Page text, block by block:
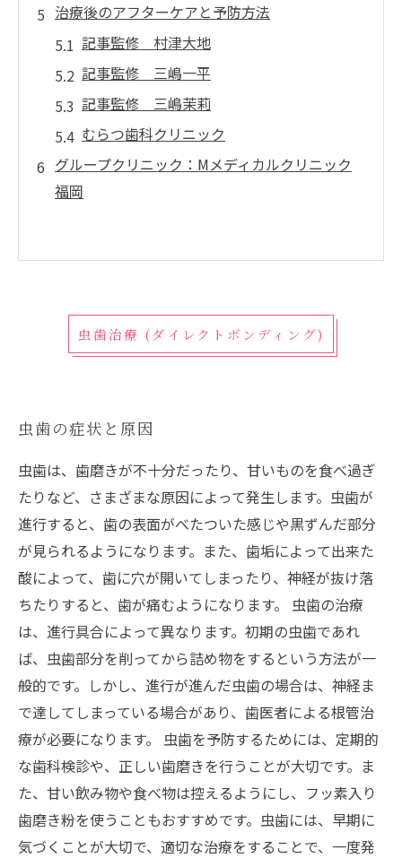
治療後のアフターケアと予防方法
記事監修 村津大地
記事監修 三嶋一平
記事監修 三嶋茉莉
むらつ歯科クリニック
グループクリニック：Mメディカルクリニック
福岡
虫歯治療 (ダイレクトボンディング)
虫歯の症状と原因
虫歯は、歯磨きが不十分だったり、甘いものを食べ過ぎ
たりなど、さまざまな原因によって発生します。虫歯が
進行すると、歯の表面がべたついた感じや黒ずんだ部分
が見られるようになります。また、歯垢によって出来た
酸によって、歯に穴が開いてしまったり、神経が抜け落
ちたりすると、歯が痛むようになります。 虫歯の治療
は、進行具合によって異なります。初期の虫歯であれ
ば、虫歯部分を削ってから詰め物をするという方法が一
般的です。しかし、進行が進んだ虫歯の場合は、神経ま
で達してしまっている場合があり、歯医者による根管治
療が必要になります。 虫歯を予防するためには、定期的
な歯科検診や、正しい歯磨きを行うことが大切です。ま
た、甘い飲み物や食べ物は控えるようにし、フッ素入り
歯磨き粉を使うこともおすすめです。虫歯には、早期に
気づくことが大切で、適切な治療をすることで、一度発